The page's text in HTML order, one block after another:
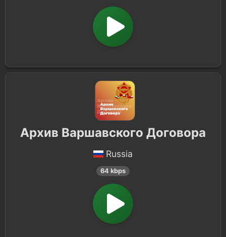
Архив Варшавского Договора
Russia
64 kbps